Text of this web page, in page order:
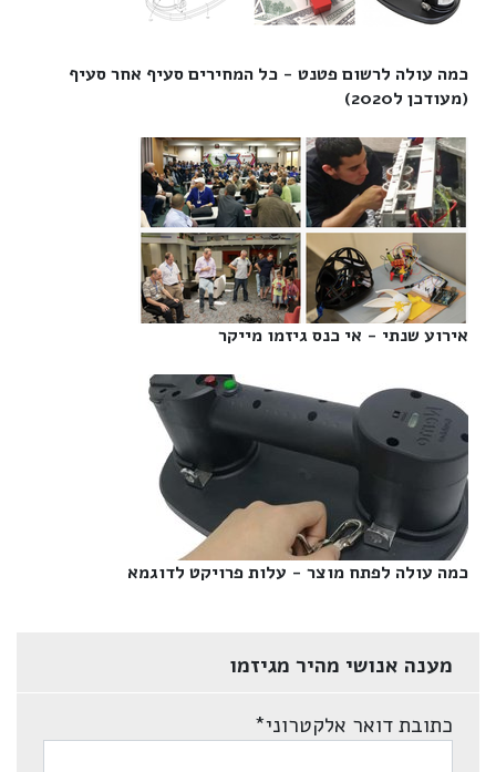
כמה עולה לרשום פטנט - כל המחירים סעיף אחר סעיף
(מעודכן ל2020)‎
אירוע שנתי - אי כנס גיזמו מייקר‎
כמה עולה לפתח מוצר - עלות פרויקט לדוגמא‎
מענה אנושי מהיר מגיזמו
כתובת דואר אלקטרוני*